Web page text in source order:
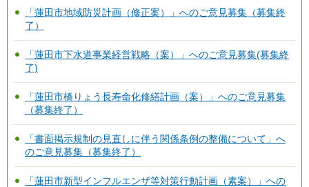
「蓮田市地域防災計画（修正案）」へのご意見募集（募集終
了）
「蓮田市下水道事業経営戦略（案）」へのご意見募集(募集終
了)
「蓮田市橋りょう長寿命化修繕計画（案）」へのご意見募集
（募集終了）
「書面掲示規制の見直しに伴う関係条例の整備について」へ
のご意見募集（募集終了）
「蓮田市新型インフルエンザ等対策行動計画（素案）」への